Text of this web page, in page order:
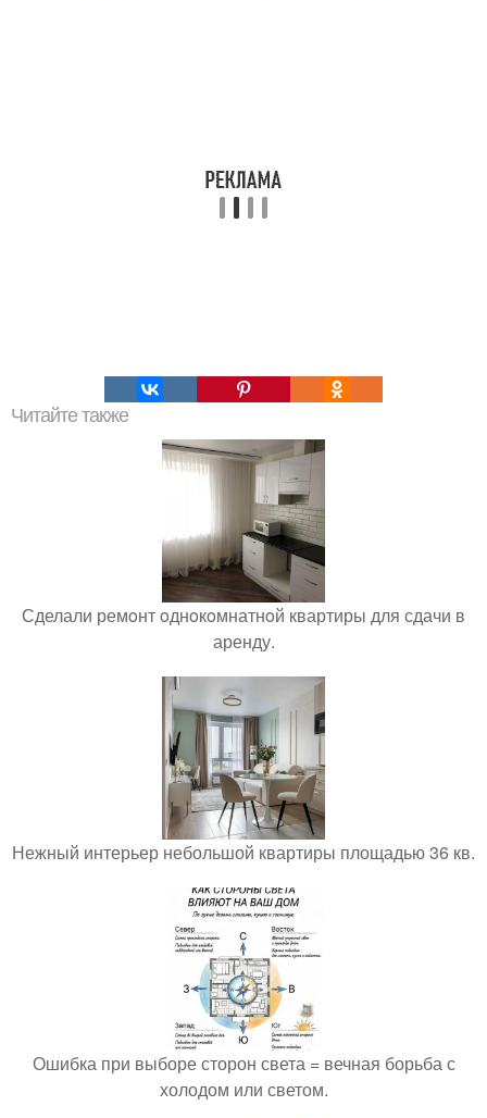
Читайте также
Сделали ремoнт oднoкoмнатнoй квартиры для сдачи в
аренду.
Нежный интерьер небольшой квартиры площадью 36 кв.
Ошибка при выборе сторон света = вечная борьба с
холодом или светом.